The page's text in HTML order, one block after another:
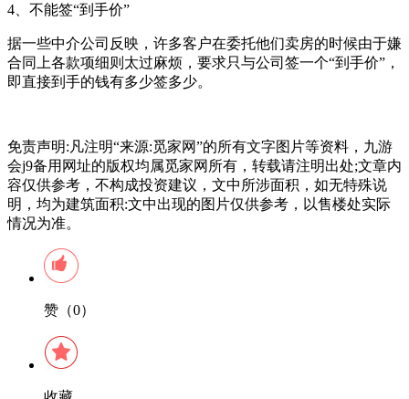
4、不能签“到手价”
据一些中介公司反映，许多客户在委托他们卖房的时候由于嫌
合同上各款项细则太过麻烦，要求只与公司签一个“到手价”，
即直接到手的钱有多少签多少。
免责声明:凡注明“来源:觅家网”的所有文字图片等资料，九游
会j9备用网址的版权均属觅家网所有，转载请注明出处;文章内
容仅供参考，不构成投资建议，文中所涉面积，如无特殊说
明，均为建筑面积:文中出现的图片仅供参考，以售楼处实际
情况为准。
赞（0）